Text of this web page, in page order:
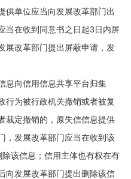
供单位应当向发展改革部门出
当在收到同意书之日起3日内屏
展改革部门提出屏蔽申请，发
向信用信息共享平台归集
行为被行政机关撤销或者被复
裁定撤销的，原失信信息提供
，发展改革部门应当在收到该
该信息；信用主体也有权在有
向发展改革部门提出删除该信